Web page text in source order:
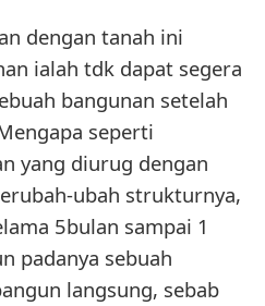
dengan tanah ini
ialah tdk dapat segera
bangunan setelah
seperti
yang diurug dengan
ubah strukturnya,
5bulan sampai 1
padanya sebuah
langsung, sebab